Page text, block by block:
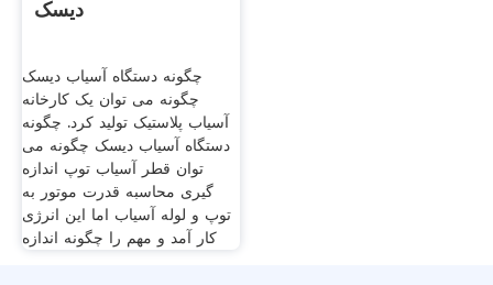
دیسک
چگونه دستگاه آسیاب دیسک
چگونه می توان یک کارخانه
آسیاب پلاستیک تولید کرد. چگونه
دستگاه آسیاب دیسک چگونه می
توان قطر آسیاب توپ اندازه
گیری محاسبه قدرت موتور به
توپ و لوله آسیاب اما این انرژی
کار آمد و مهم را چگونه اندازه